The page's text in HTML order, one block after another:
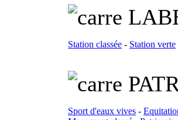
L
Station classée - Station verte
Sport d'eaux vives -